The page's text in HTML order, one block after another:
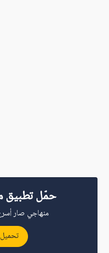
حمّل تطبيق
منهاجي صار